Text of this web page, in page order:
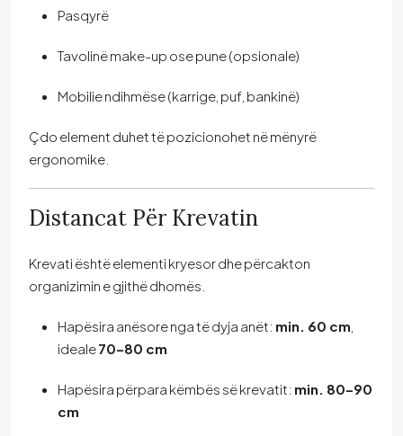
Pasqyrë
Tavolinë make-up ose pune (opsionale)
Mobilie ndihmëse (karrige, puf, bankinë)
Çdo element duhet të pozicionohet në mënyrë
ergonomike.
Distancat Për Krevatin
Krevati është elementi kryesor dhe përcakton
organizimin e gjithë dhomës.
Hapësira anësore nga të dyja anët: min. 60 cm
ideale70–80 cm
Hapësira përpara këmbës së krevatit: min. 80–90
cm